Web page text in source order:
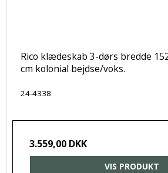
Rico klædeskab 3-dørs bredde
cm kolonial bejdse/voks.
24-4338
3.559,00 DKK
VIS PRODUKT